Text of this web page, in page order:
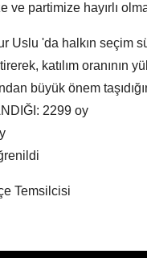
partimize hayırlı
Uslu 'da halkın seçim
katılım oranının
büyük önem
2299 oy
Temsilcisi